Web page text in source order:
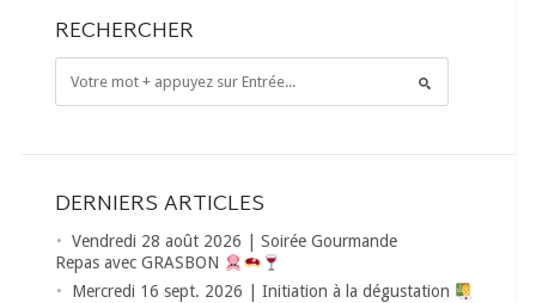
RECHERCHER
DERNIERS ARTICLES
Vendredi 28 août 2026 | Soirée Gourmande
Repas avec GRASBON
Mercredi 16 sept. 2026 | Initiation à la dégustation